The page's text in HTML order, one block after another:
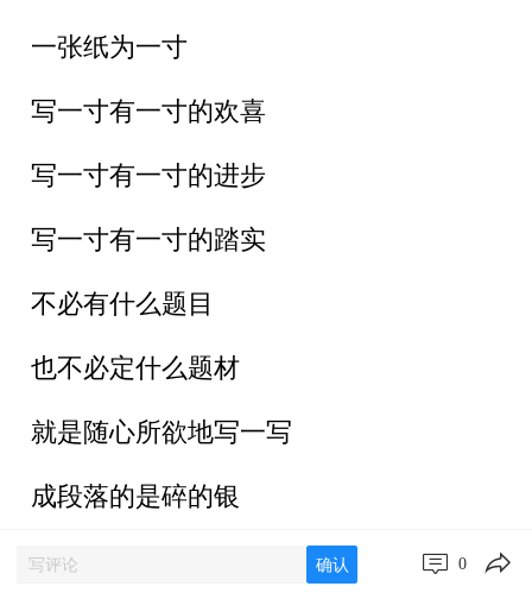
一张纸为一寸
写一寸有一寸的欢喜
写一寸有一寸的进步
写一寸有一寸的踏实
不必有什么题目
也不必定什么题材
就是随心所欲地写一写
成段落的是碎的银
成篇成首的是金的屑 确认 0